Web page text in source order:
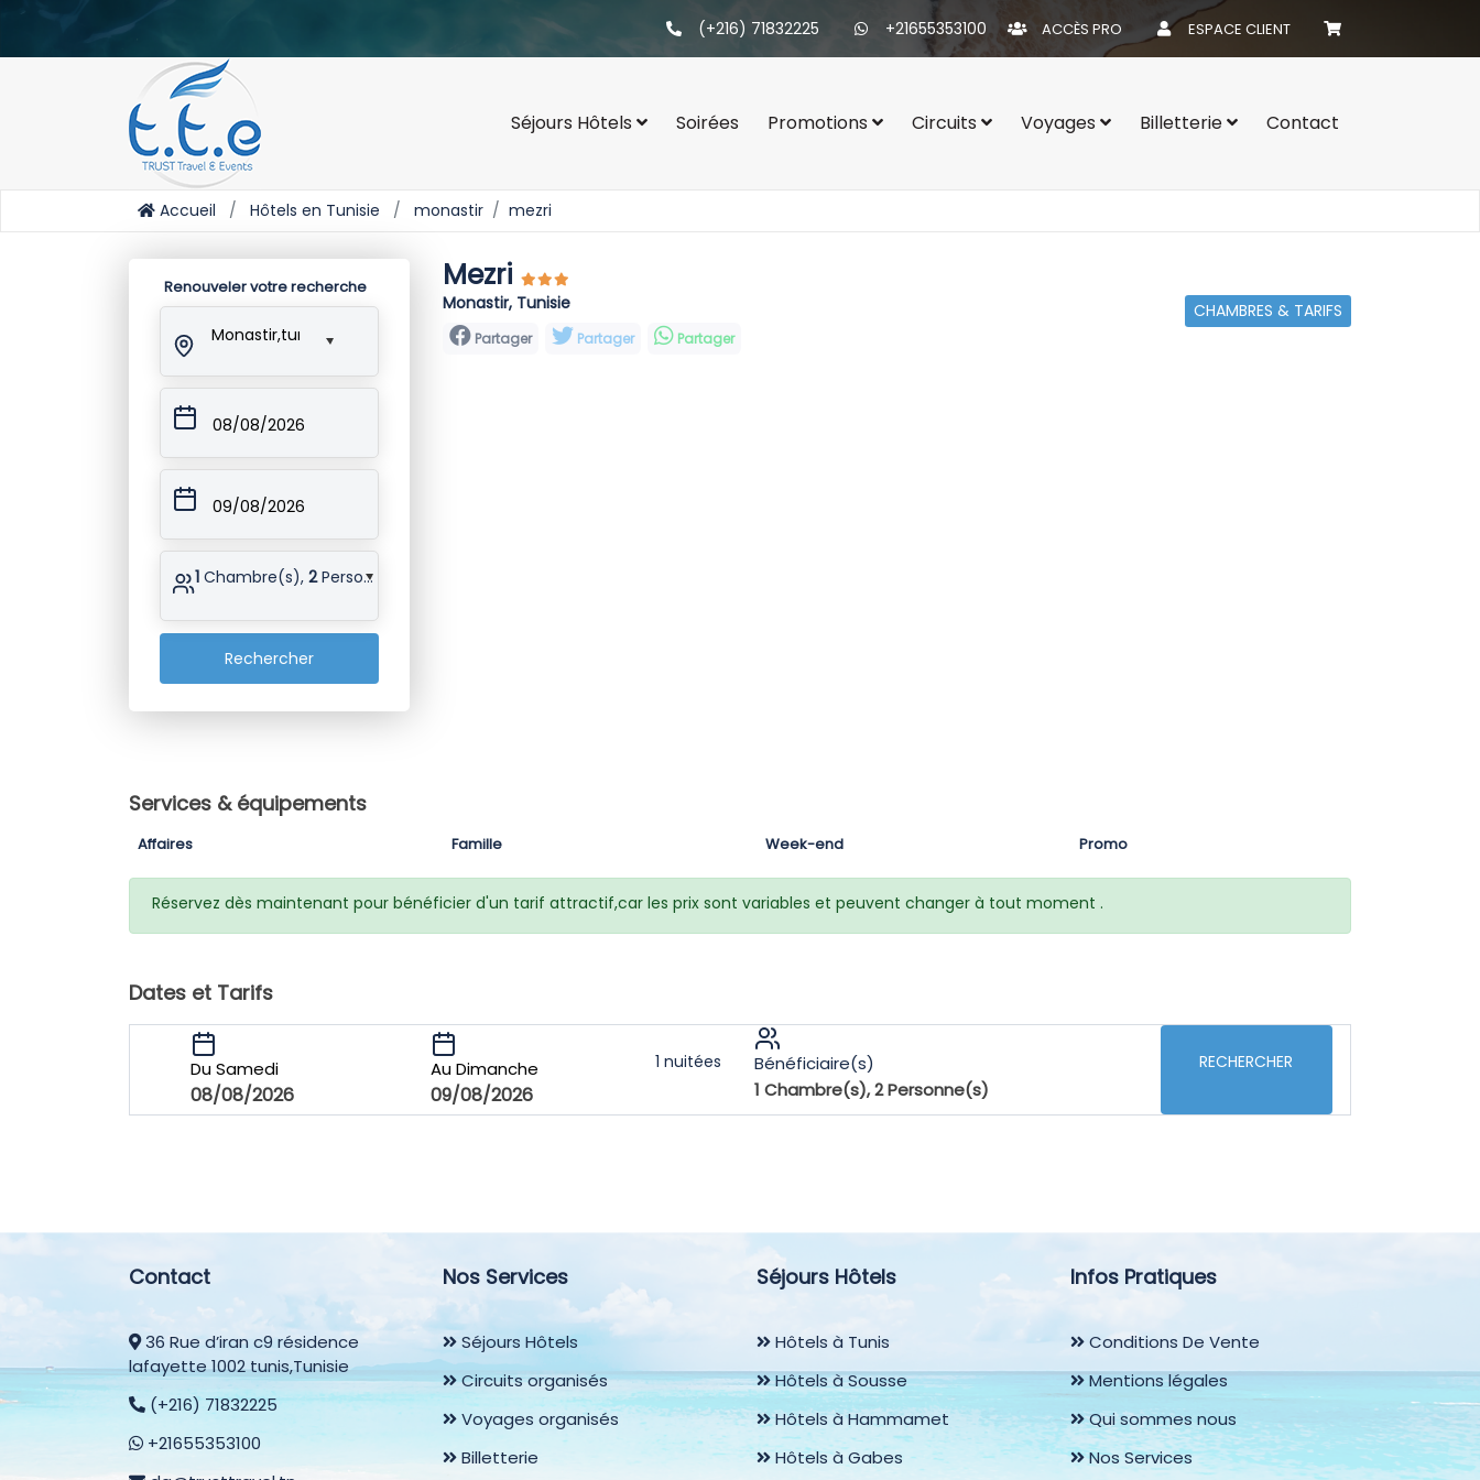
(+216) 71832225 +21655353100 ACCÈS PRO ESPACE CLIENT
Séjours Hôtels Soirées Promotions Circuits Voyages Billetterie Contact
Accueil Hôtels en Tunisie monastir mezri
Renouveler votre recherche
Monastir,tunisie
08/08/2026
09/08/2026
1 Chambre(s),2Personne(s)
Rechercher
Mezri
Monastir, Tunisie
Partager Partager Partager
CHAMBRES & TARIFS
Services & équipements
Affaires Famille Week-end Promo
Réservez dès maintenant pour bénéficier d'un tarif attractif,car les prix sont variables et peuvent changer à tout moment .
Dates et Tarifs
Du Samedi
08/08/2026
Au Dimanche
09/08/2026
1 nuitées
Bénéficiaire(s)
1 Chambre(s),2Personne(s)
RECHERCHER
Contact
36 Rue d’iran c9 résidence
lafayette 1002 tunis,Tunisie
(+216) 71832225
+21655353100
Nos Services
Séjours Hôtels
Circuits organisés
Voyages organisés
Billetterie
Séjours Hôtels
Hôtels à Tunis
Hôtels à Sousse
Hôtels à Hammamet
Hôtels à Gabes
Infos Pratiques
Conditions De Vente
Mentions légales
Qui sommes nous
Nos Services